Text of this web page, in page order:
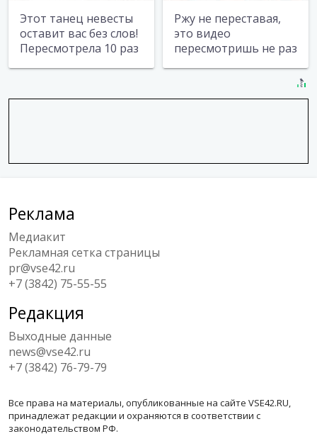
Этот танец невесты
оставит вас без слов!
Пересмотрела 10 раз
Ржу не переставая,
это видео
пересмотришь не раз
Реклама
Медиакит
Рекламная сетка страницы
pr@vse42.ru
+7 (3842) 75-55-55
Редакция
Выходные данные
news@vse42.ru
+7 (3842) 76-79-79
Все права на материалы, опубликованные на сайте VSE42.RU,
принадлежат редакции и охраняются в соответствии с
законодательством РФ.